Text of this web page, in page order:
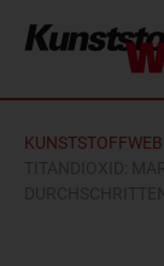
KUNSTSTOFFWEB